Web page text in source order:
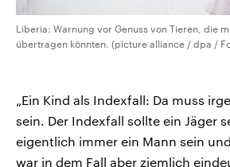
Liberia: Warnung vor Genuss von Tieren, die
übertragen könnten. (picture alliance / dpa /
„Ein Kind als Indexfall: Da muss
sein. Der Indexfall sollte ein Jäger
eigentlich immer ein Mann sein
war in dem Fall aber ziemlich